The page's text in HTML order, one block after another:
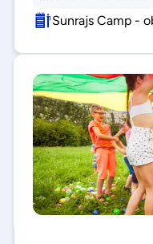
Sunrajs Camp -